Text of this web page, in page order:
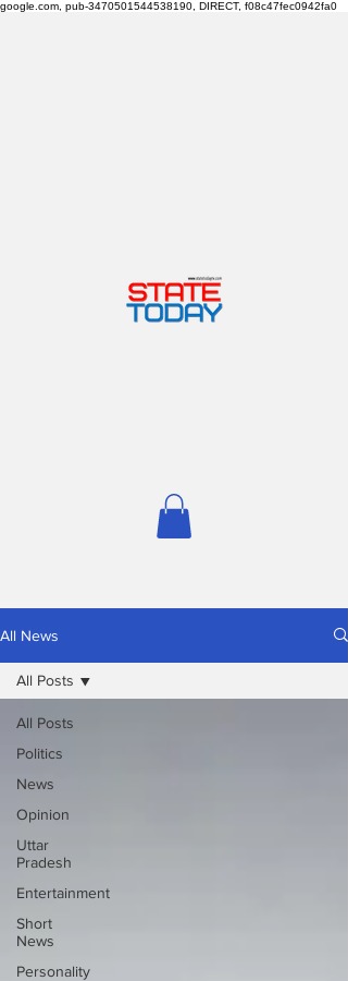
google.com, pub-3470501544538190, DIRECT, f08c47fec0942fa0
All News
All Posts
Politics
News
Opinion
Uttar
Pradesh
Entertainment
Short
News
Personality
All Posts